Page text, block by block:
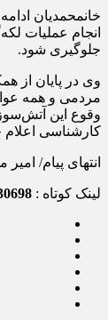
خانمحمدیان
انجام عملیات
جلوگیری شود.
وی در پایان از
مردمی و همه
وقوع این
کارشناسی اعلام
انتهای پیام/ امیر
لینک کوتاه :